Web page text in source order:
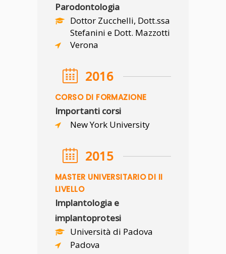
Parodontologia
Dottor Zucchelli, Dott.ssa
Stefanini e Dott. Mazzotti
Verona
2016
CORSO DI FORMAZIONE
Importanti corsi
New York University
2015
MASTER UNIVERSITARIO DI II
LIVELLO
Implantologia e
implantoprotesi
Università di Padova
Padova